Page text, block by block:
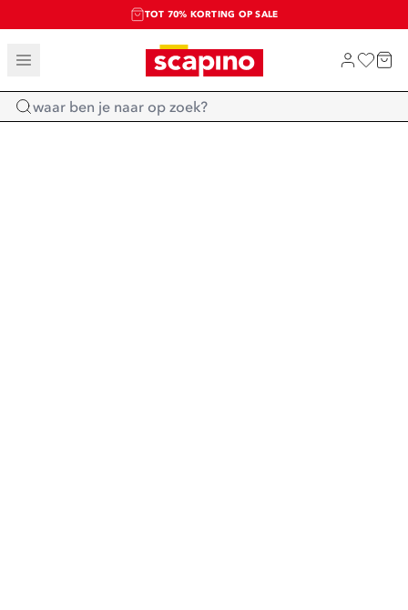
TOT 70% KORTING OP SALE
SALE: LAATSTE KANS!
SHOP NIEUW
Home